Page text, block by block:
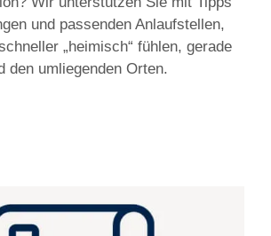
und passenden Anlaufstellen,
„heimisch“ fühlen, gerade
den umliegenden Orten.